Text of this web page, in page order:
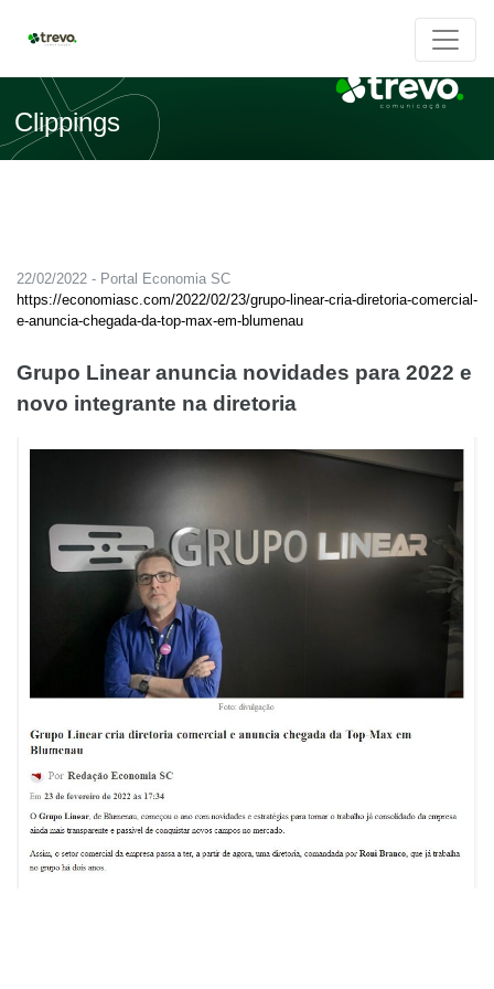
Clippings
22/02/2022 - Portal Economia SC
https://economiasc.com/2022/02/23/grupo-linear-cria-diretoria-comercial-
e-anuncia-chegada-da-top-max-em-blumenau
Grupo Linear anuncia novidades para 2022 e
novo integrante na diretoria